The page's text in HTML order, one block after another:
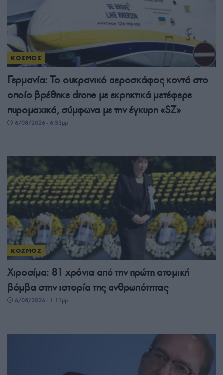
ΚΟΣΜΟΣ
Γερμανία: Το ουκρανικό αεροσκάφος κοντά στο
οποίο βρέθηκε drone με εκρηκτικά μετέφερε
πυρομαχικά, σύμφωνα με την έγκυρη «SZ»
6/08/2026 - 6:33μμ
ΚΟΣΜΟΣ
Χιροσίμα: 81 χρόνια από την πρώτη ατομική
βόμβα στην ιστορία της ανθρωπότητας
6/08/2026 - 1:11μμ